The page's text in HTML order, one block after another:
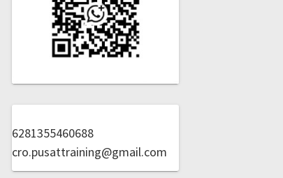
6281355460688
cro.pusattraining@gmail.com